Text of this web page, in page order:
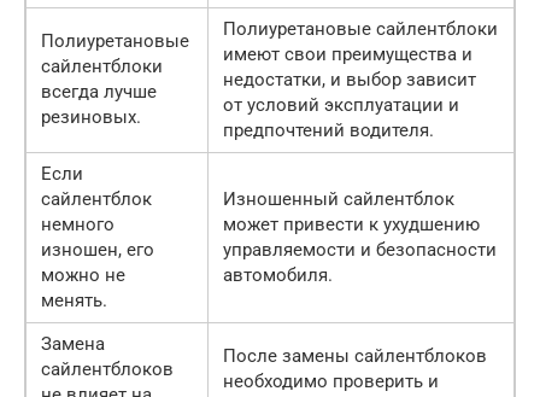
Полиуретановые
сайлентблоки
всегда лучше
резиновых.
Полиуретановые сайлентблоки
имеют свои преимущества и
недостатки, и выбор зависит
от условий эксплуатации и
предпочтений водителя.
Если
сайлентблок
немного
изношен, его
можно не
менять.
Изношенный сайлентблок
может привести к ухудшению
управляемости и безопасности
автомобиля.
Замена
сайлентблоков
После замены сайлентблоков
необходимо проверить и